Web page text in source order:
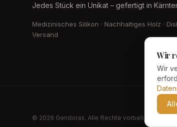
Jedes Stück ein Unikat – gefertigt in
Medizinisches Silikon · Nachhaltiges Holz ·
Versand
© 2026 Gendoras. Alle Rechte vorbehalten.
Wir
Wir